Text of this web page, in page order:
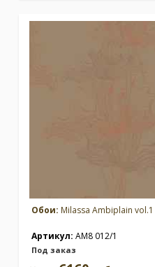
Обои: Milassa Ambiplain
Артикул: AM8 012/1
Под заказ